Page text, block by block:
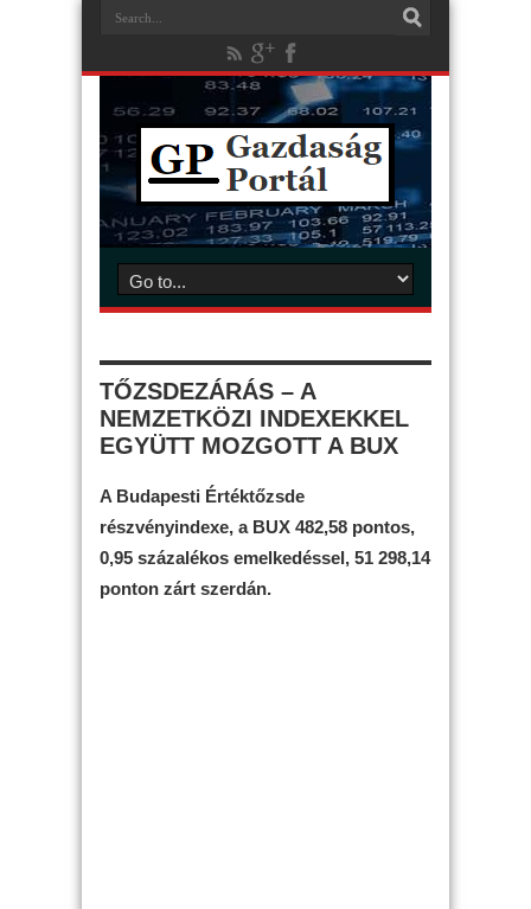
TŐZSDEZÁRÁS – A
NEMZETKÖZI INDEXEKKEL
EGYÜTT MOZGOTT A BUX
A Budapesti Értéktőzsde
részvényindexe, a BUX 482,58 pontos,
0,95 százalékos emelkedéssel, 51 298,14
ponton zárt szerdán.